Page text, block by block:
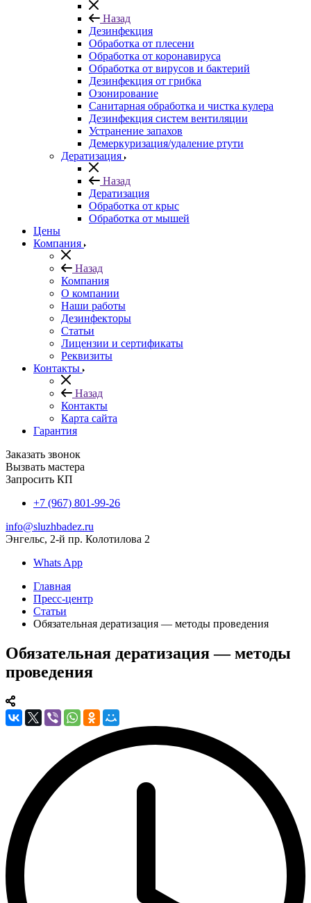
Назад
Дезинфекция
Обработка от плесени
Обработка от коронавируса
Обработка от вирусов и бактерий
Дезинфекция от грибка
Озонирование
Санитарная обработка и чистка кулера
Дезинфекция систем вентиляции
Устранение запахов
Демеркуризация/удаление ртути
Дератизация
Назад
Дератизация
Обработка от крыс
Обработка от мышей
Цены
Компания
Назад
Компания
О компании
Наши работы
Дезинфекторы
Статьи
Лицензии и сертификаты
Реквизиты
Контакты
Назад
Контакты
Карта сайта
Гарантия
Заказать звонок
Вызвать мастера
Запросить КП
+7 (967) 801-99-26
info@sluzhbadez.ru
Энгельс, 2-й пр. Колотилова 2
Whats App
Главная
Пресс-центр
Статьи
Обязательная дератизация — методы проведения
Обязательная дератизация — методы
проведения